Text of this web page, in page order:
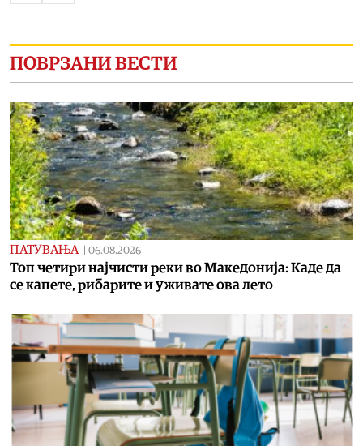
ПОВРЗАНИ ВЕСТИ
ПАТУВАЊА 06.08.2026
Топ четири најчисти реки во Македонија: Каде да
се капете, рибарите и уживате ова лето